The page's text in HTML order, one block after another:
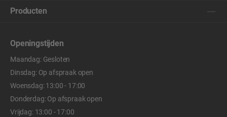
Producten
Openingstijden
Maandag: Gesloten
Dinsdag: Op afspraak open
Woensdag: 13:00 - 17:00
Donderdag: Op afspraak open
Vrijdag: 13:00 - 17:00